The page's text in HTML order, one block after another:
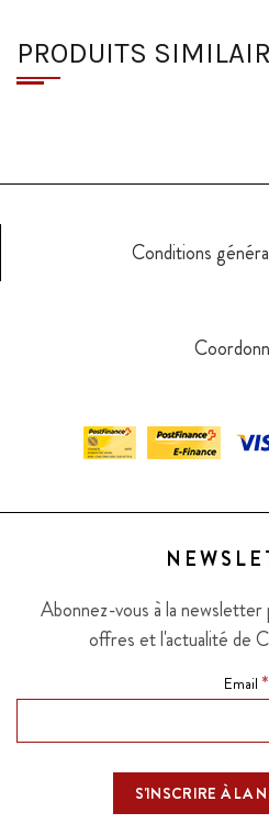
PRODUITS
Conditions
Abonnez-vous à la
offres et l'actualité de
Email *